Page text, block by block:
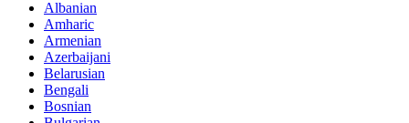
Albanian
Amharic
Armenian
Azerbaijani
Belarusian
Bengali
Bosnian